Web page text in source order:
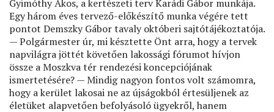
Gyimóthy Ákos, a kertészeti terv Karádi Gábor munkája.
Egy három éves tervező-előkészítő munka végére tett
pontot Demszky Gábor tavaly októberi sajtótájékoztatója.
— Polgármester úr, mi késztette Önt arra, hogy a tervek
napvilágra jöttét követően lakossági fórumot hívjon
össze a Moszkva tér rendezési koncepciójának
ismertetésére? — Mindig nagyon fontos volt számomra,
hogy a kerület lakosai ne az újságokból értesüljenek az
életüket alapvetően befolyásoló ügyekről, hanem